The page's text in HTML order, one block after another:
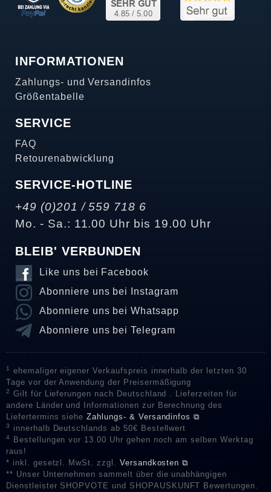
INFORMATIONEN
Zahlungs- und Versandinfos
Größentabelle
SERVICE
FAQ
Retourenabwicklung
SERVICE-HOTLINE
+49 (0)201 / 559 718 6
Mo. - Sa.: 11.00 Uhr bis 19.00 Uhr
BLEIB' VERBUNDEN
Like uns bei Facebook
Abonniere uns bei Instagram
Abonniere uns bei Whatsapp
Abonniere uns bei Telegram
1
ehemaliger eigener Verkaufspreis innerhalb der letzten 30
Tage vor der Anwendung der Preisermäßigung
2
Gilt für Lieferungen nach Deutschland . Lieferzeiten für
andere Länder und Informationen zur Berechnung des
Liefertermins sieheZahlungs- & Versandinfos ⧉
3 innerhalb Deutschlands ab 50€ Bestellwert
4
Bestellungen vor 13.00 Uhr gehen noch am selben Werktag
raus!
* inkl. gesetzl. MwSt. zzgl. Versandkosten ⧉
** Unser Unternehmen sammelt über die unabhängigen
Dienstleister SHOPVOTE und SHOPAUSKUNFT Bewertungen.